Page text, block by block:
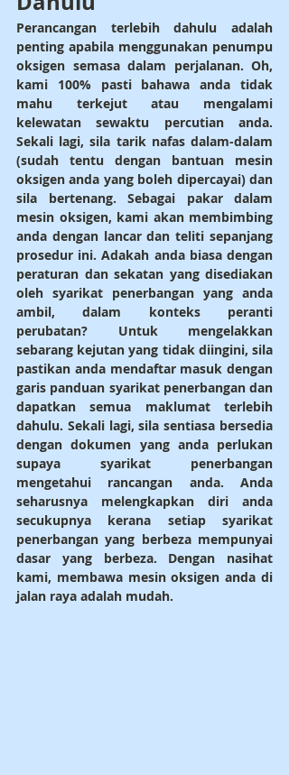
Perancangan terlebih dahulu adalah
penting apabila menggunakan penumpu
oksigen semasa dalam perjalanan. Oh,
kami 100% pasti bahawa anda tidak
mahu terkejut atau mengalami
kelewatan sewaktu percutian anda.
Sekali lagi, sila tarik nafas dalam-dalam
(sudah tentu dengan bantuan mesin
oksigen anda yang boleh dipercayai) dan
sila bertenang. Sebagai pakar dalam
mesin oksigen, kami akan membimbing
anda dengan lancar dan teliti sepanjang
prosedur ini. Adakah anda biasa dengan
peraturan dan sekatan yang disediakan
oleh syarikat penerbangan yang anda
ambil, dalam konteks peranti
perubatan? Untuk mengelakkan
sebarang kejutan yang tidak diingini, sila
pastikan anda mendaftar masuk dengan
garis panduan syarikat penerbangan dan
dapatkan semua maklumat terlebih
dahulu. Sekali lagi, sila sentiasa bersedia
dengan dokumen yang anda perlukan
supaya syarikat penerbangan
mengetahui rancangan anda. Anda
seharusnya melengkapkan diri anda
secukupnya kerana setiap syarikat
penerbangan yang berbeza mempunyai
dasar yang berbeza. Dengan nasihat
kami, membawa mesin oksigen anda di
jalan raya adalah mudah.